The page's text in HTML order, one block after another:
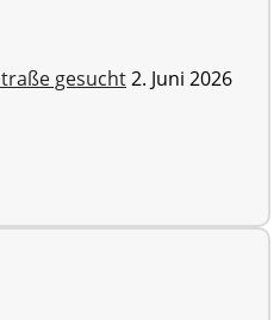
gesucht2. Juni 2026